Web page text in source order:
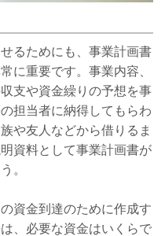
るためにも、事業計画書
に重要です。事業内容、
支や資金繰りの予想を事
担当者に納得してもらわ
や友人などから借りるま
資料として事業計画書が
。
資金到達のために作成す
、必要な資金はいくらで